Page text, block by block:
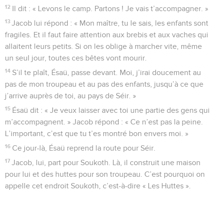
12 Il dit : « Levons le camp. Partons ! Je vais t’accompagner. »
13 Jacob lui répond : « Mon maître, tu le sais, les enfants sont
fragiles. Et il faut faire attention aux brebis et aux vaches qui
allaitent leurs petits. Si on les oblige à marcher vite, même
un seul jour, toutes ces bêtes vont mourir.
14 S’il te plaît, Ésaü, passe devant. Moi, j’irai doucement au
pas de mon troupeau et au pas des enfants, jusqu’à ce que
j’arrive auprès de toi, au pays de Séir. »
15 Ésaü dit : « Je veux laisser avec toi une partie des gens qui
m’accompagnent. » Jacob répond : « Ce n’est pas la peine.
L’important, c’est que tu t’es montré bon envers moi. »
16 Ce jour-là, Ésaü reprend la route pour Séir.
17 Jacob, lui, part pour Soukoth. Là, il construit une maison
pour lui et des huttes pour son troupeau. C’est pourquoi on
appelle cet endroit Soukoth, c’est-à-dire « Les Huttes ».